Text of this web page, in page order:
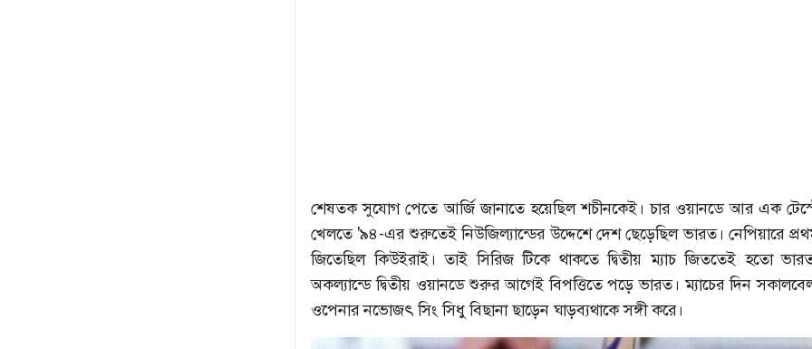
শেষতক সুযোগ পেতে আর্জি জানাতে হয়েছিল শচীনকেই। চার ওয়ানডে আর এক
খেলতে '৯৪-এর শুরুতেই নিউজিল্যান্ডের উদ্দেশে দেশ ছেড়েছিল ভারত। নেপিয়ারে
জিতেছিল কিউইরাই। তাই সিরিজ টিকে থাকতে দ্বিতীয় ম্যাচ জিততেই হতো
অকল্যান্ডে দ্বিতীয় ওয়ানডে শুরুর আগেই বিপত্তিতে পড়ে ভারত। ম্যাচের দিন
ওপেনার নভোজৎ সিং সিধু বিছানা ছাড়েন ঘাড়ব্যথাকে সঙ্গী করে।